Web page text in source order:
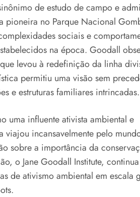
de estudo de campo e
pioneira no Parque Nacional
sociais e
na época. Goodall
levou à redefinição da linha
permitiu uma visão sem
e estruturas familiares intrincadas.
uma influente ativista ambiental e
incansavelmente pelo
sobre a importância da
o Jane Goodall Institute,
de ativismo ambiental em escala